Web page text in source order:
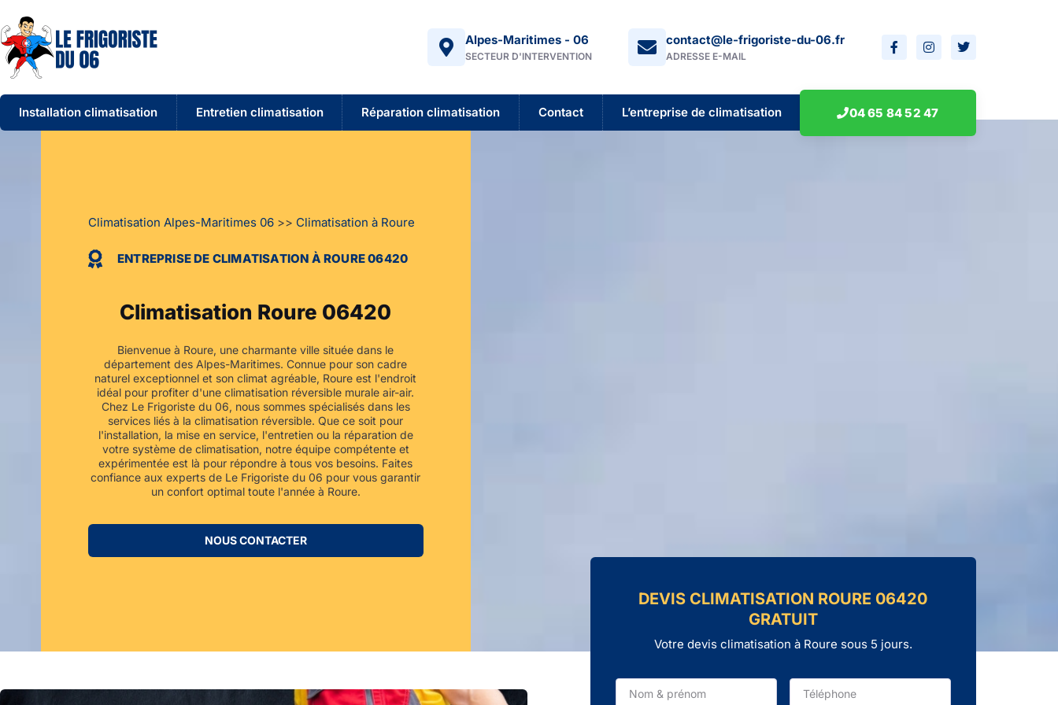
Alpes-Maritimes - 06
SECTEUR D'INTERVENTION
contact@le-frigoriste-du-06.fr
ADRESSE E-MAIL
Installation climatisation Entretien climatisation Réparation climatisation Contact L’entreprise de climatisation 04 65 84 52 47
Climatisation Alpes-Maritimes 06 >> Climatisation à Roure
ENTREPRISE DE CLIMATISATION À ROURE 06420
Climatisation Roure 06420
Bienvenue à Roure, une charmante ville située dans le
département des Alpes-Maritimes. Connue pour son cadre
naturel exceptionnel et son climat agréable, Roure est l'endroit
idéal pour profiter d'une climatisation réversible murale air-air.
Chez Le Frigoriste du 06, nous sommes spécialisés dans les
services liés à la climatisation réversible. Que ce soit pour
l'installation, la mise en service, l'entretien ou la réparation de
votre système de climatisation, notre équipe compétente et
expérimentée est là pour répondre à tous vos besoins. Faites
confiance aux experts de Le Frigoriste du 06 pour vous garantir
un confort optimal toute l'année à Roure.
NOUS CONTACTER
DEVIS CLIMATISATION ROURE 06420
GRATUIT
Votre devis climatisation à Roure sous 5 jours.